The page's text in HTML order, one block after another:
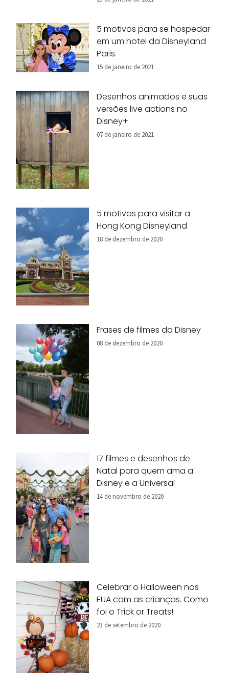
5 motivos para se hospedar
em um hotel da Disneyland
Paris.
15 de janeiro de 2021
Desenhos animados e suas
versões live actions no
Disney+
07 de janeiro de 2021
5 motivos para visitar a
Hong Kong Disneyland
18 de dezembro de 2020
Frases de filmes da Disney
08 de dezembro de 2020
17 filmes e desenhos de
Natal para quem ama a
Disney e a Universal
14 de novembro de 2020
Celebrar o Halloween nos
EUA com as crianças. Como
foi o Trick or Treats!
23 de setembro de 2020